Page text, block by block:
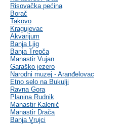
Risovačka pećina
Borač
Takovo
Kragujevac
Akvarijum
Banja Ljig
Banja Trepča
Manastir Vujan
Garaško jezero
Narodni muzej - Aranđelovac
Etno selo na Bukulji
Ravna Gora
Planina Rudnik
Manastir Kalenić
Manastir Drača
Banja Vrujci